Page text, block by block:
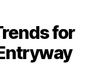
for